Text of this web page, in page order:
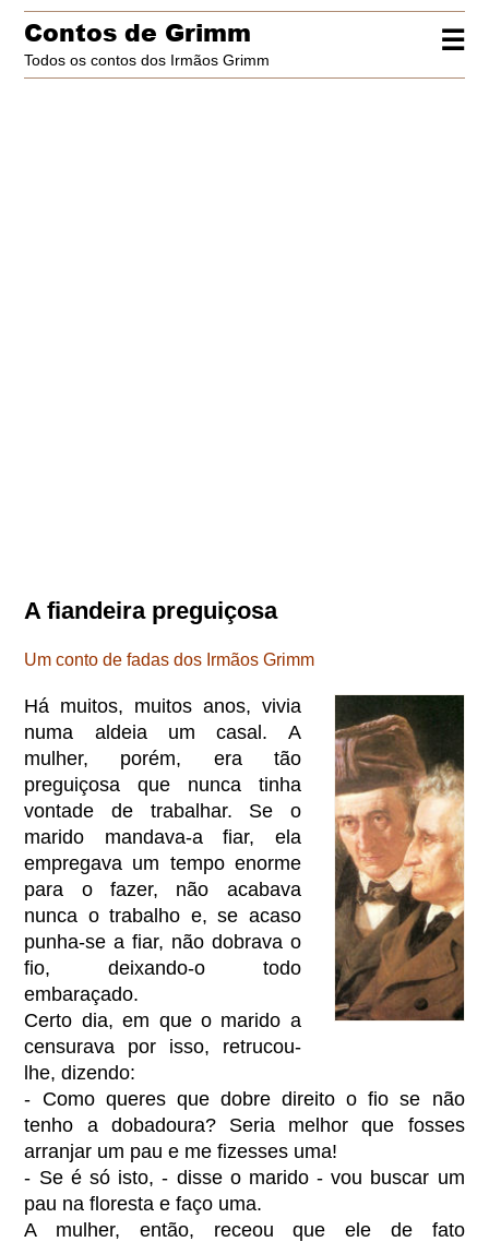
☰
Contos de Grimm
Todos os contos dos Irmãos Grimm
A fiandeira preguiçosa
Um conto de fadas dos Irmãos Grimm
Há muitos, muitos anos, vivia
numa aldeia um casal. A
mulher, porém, era tão
preguiçosa que nunca tinha
vontade de trabalhar. Se o
marido mandava-a fiar, ela
empregava um tempo enorme
para o fazer, não acabava
nunca o trabalho e, se acaso
punha-se a fiar, não dobrava o
fio, deixando-o todo
embaraçado.
Certo dia, em que o marido a
censurava por isso, retrucou-
lhe, dizendo:
- Como queres que dobre direito o fio se não
tenho a dobadoura? Seria melhor que fosses
arranjar um pau e me fizesses uma!
- Se é só isto, - disse o marido - vou buscar um
pau na floresta e faço uma.
A mulher, então, receou que ele de fato